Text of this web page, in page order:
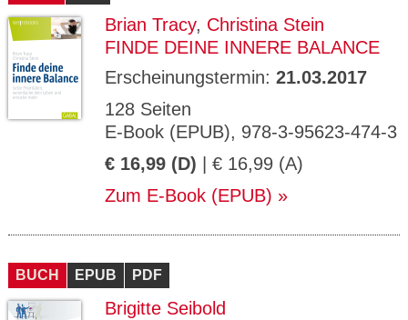
Brian Tracy, Christina Stein
FINDE DEINE INNERE BALANCE
Erscheinungstermin: 21.03.2017
128 Seiten
E-Book (EPUB), 978-3-95623-474-3
€ 16,99 (D) | € 16,99 (A)
Zum E-Book (EPUB)
BUCH EPUB PDF
Brigitte Seibold